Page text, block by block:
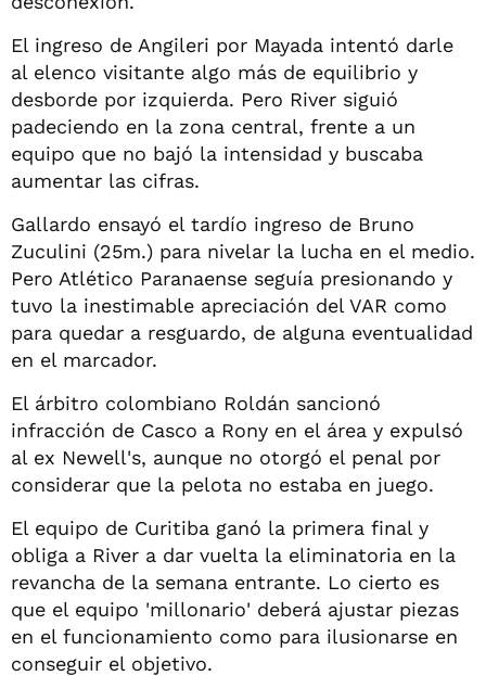
El ingreso de Angileri por Mayada intentó darle
al elenco visitante algo más de equilibrio y
desborde por izquierda. Pero River siguió
padeciendo en la zona central, frente a un
equipo que no bajó la intensidad y buscaba
aumentar las cifras.
Gallardo ensayó el tardío ingreso de Bruno
Zuculini (25m.) para nivelar la lucha en el medio.
Pero Atlético Paranaense seguía presionando y
tuvo la inestimable apreciación del VAR como
para quedar a resguardo, de alguna eventualidad
en el marcador.
El árbitro colombiano Roldán sancionó
infracción de Casco a Rony en el área y expulsó
al ex Newell's, aunque no otorgó el penal por
considerar que la pelota no estaba en juego.
El equipo de Curitiba ganó la primera final y
obliga a River a dar vuelta la eliminatoria en la
revancha de la semana entrante. Lo cierto es
que el equipo 'millonario' deberá ajustar piezas
en el funcionamiento como para ilusionarse en
conseguir el objetivo.